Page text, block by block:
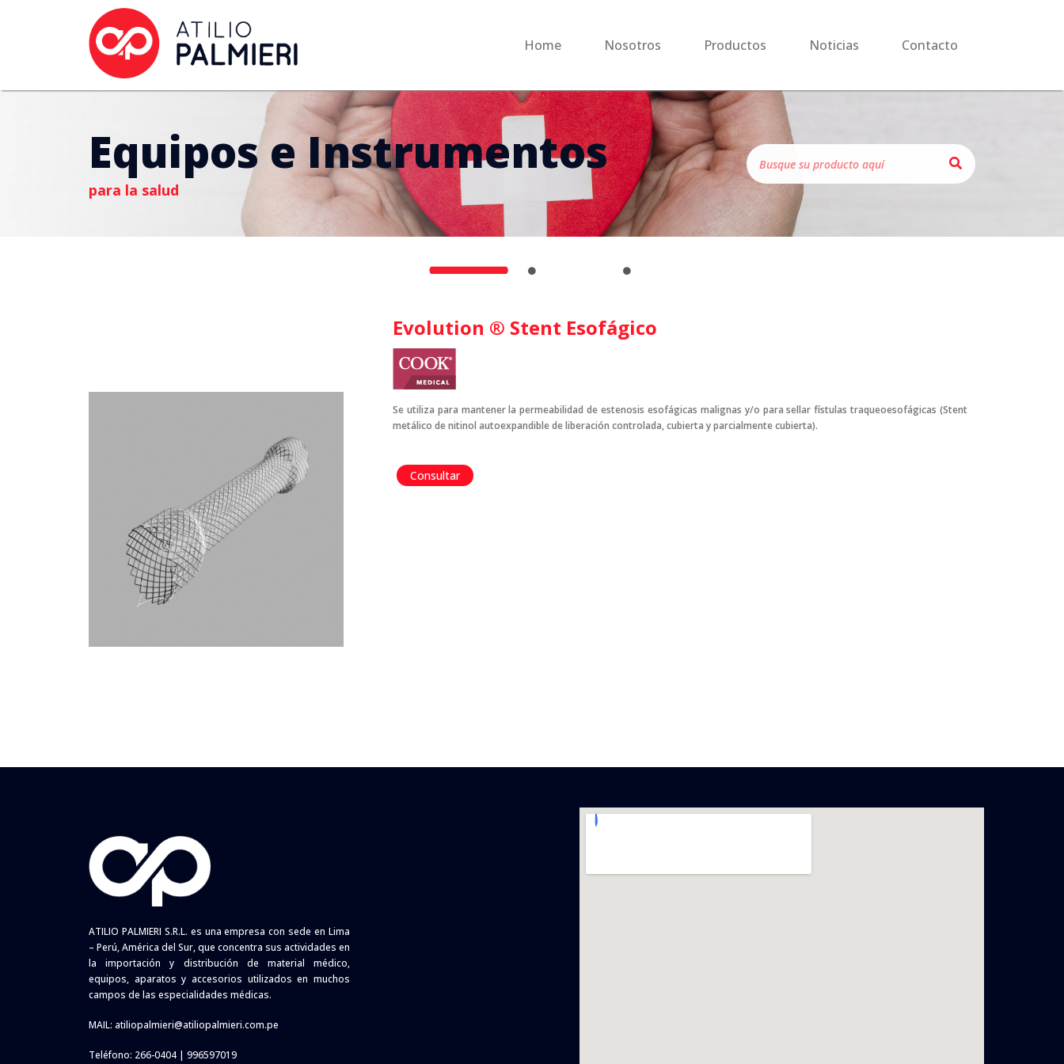
Home Nosotros Productos Noticias Contacto
Equipos e Instrumentos
para la salud
Evolution ® Stent Esofágico
Se utiliza para mantener la permeabilidad de estenosis esofágicas malignas y/o para sellar fístulas traqueoesofágicas (Stent
metálico de nitinol autoexpandible de liberación controlada, cubierta y parcialmente cubierta).
Consultar
ATILIO PALMIERI S.R.L. es una empresa con sede en Lima
– Perú, América del Sur, que concentra sus actividades en
la importación y distribución de material médico,
equipos, aparatos y accesorios utilizados en muchos
campos de las especialidades médicas.
MAIL: atiliopalmieri@atiliopalmieri.com.pe
Teléfono: 266-0404 | 996597019